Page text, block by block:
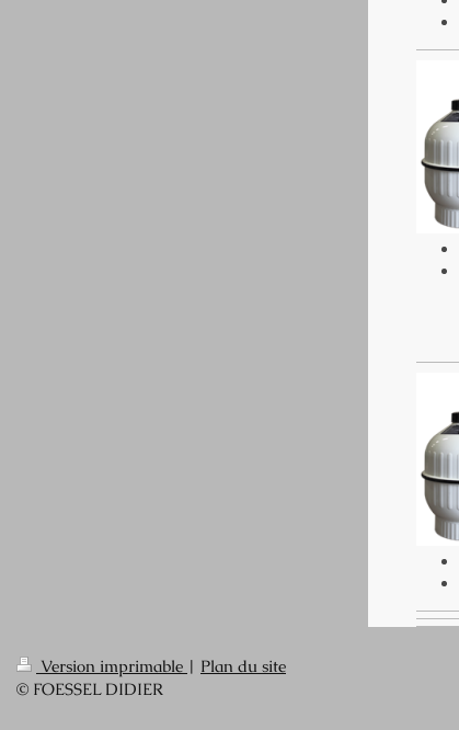
Version imprimable | Plan du site
© FOESSEL DIDIER